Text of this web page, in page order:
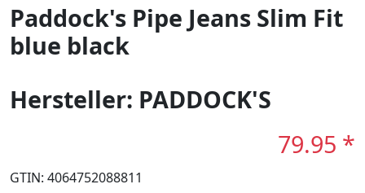
Paddock's Pipe Jeans Slim Fit
blue black
Hersteller: PADDOCK'S
79.95 *
GTIN: 4064752088811